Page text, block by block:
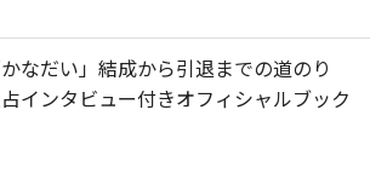
かなだい」結成から引退までの道のり
インタビュー付きオフィシャルブック